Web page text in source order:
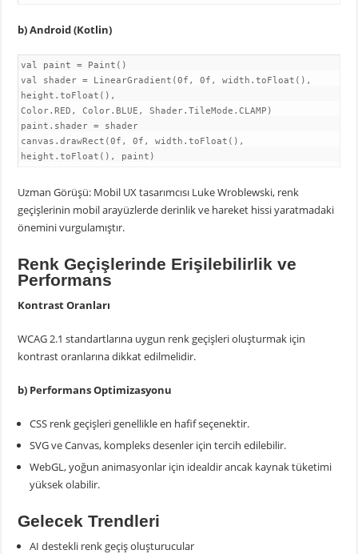
b) Android (Kotlin)
val paint = Paint()
val shader = LinearGradient(0f, 0f, width.toFloat(),
height.toFloat(),
Color.RED, Color.BLUE, Shader.TileMode.CLAMP)
paint.shader = shader
canvas.drawRect(0f, 0f, width.toFloat(),
height.toFloat(), paint)
Uzman Görüşü: Mobil UX tasarımcısı Luke Wroblewski, renk
geçişlerinin mobil arayüzlerde derinlik ve hareket hissi yaratmadaki
önemini vurgulamıştır.
Renk Geçişlerinde Erişilebilirlik ve
Performans
Kontrast Oranları
WCAG 2.1 standartlarına uygun renk geçişleri oluşturmak için
kontrast oranlarına dikkat edilmelidir.
b) Performans Optimizasyonu
CSS renk geçişleri genellikle en hafif seçenektir.
SVG ve Canvas, kompleks desenler için tercih edilebilir.
WebGL, yoğun animasyonlar için idealdir ancak kaynak tüketimi
yüksek olabilir.
Gelecek Trendleri
AI destekli renk geçiş oluşturucular